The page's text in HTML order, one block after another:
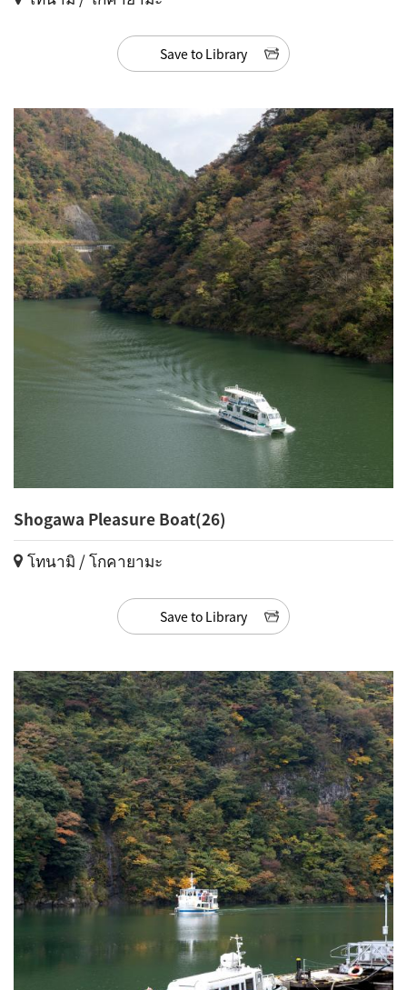
Save to Library
Shogawa Pleasure Boat(26)
โทนามิ / โกคายามะ
Save to Library